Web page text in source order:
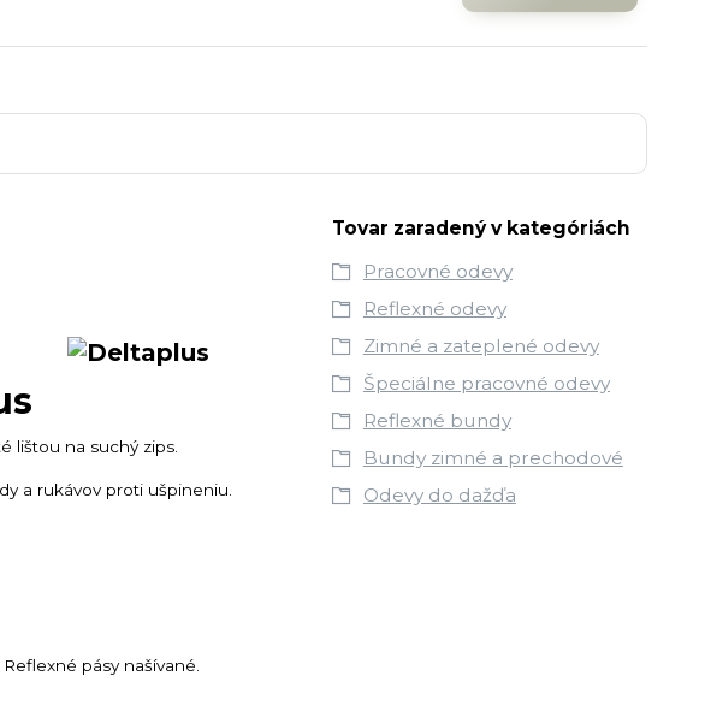
lištou na suchý zips.
a rukávov proti ušpineniu.
pásy našívané.
Tovar zaradený v kategóriách
Pracovné odevy
Reflexné odevy
Zimné a zateplené odevy
Špeciálne pracovné odevy
Reflexné bundy
Bundy zimné a prechodové
Odevy do dažďa